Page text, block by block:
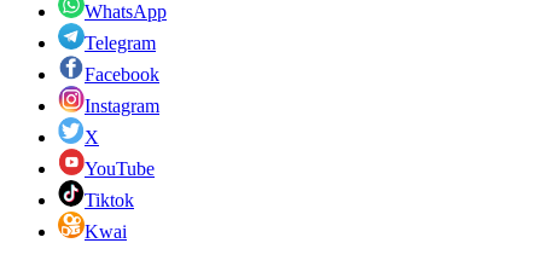
WhatsApp
Telegram
Facebook
Instagram
X
YouTube
Tiktok
Kwai